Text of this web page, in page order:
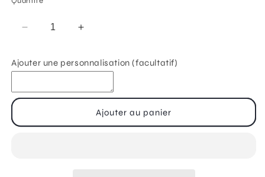
Réduire
quantité
de
sans
Augmenter
quantité
de
sans
capuche
&quot;original
Ajouter une personnalisation (facultatif)
Ajouter au panier